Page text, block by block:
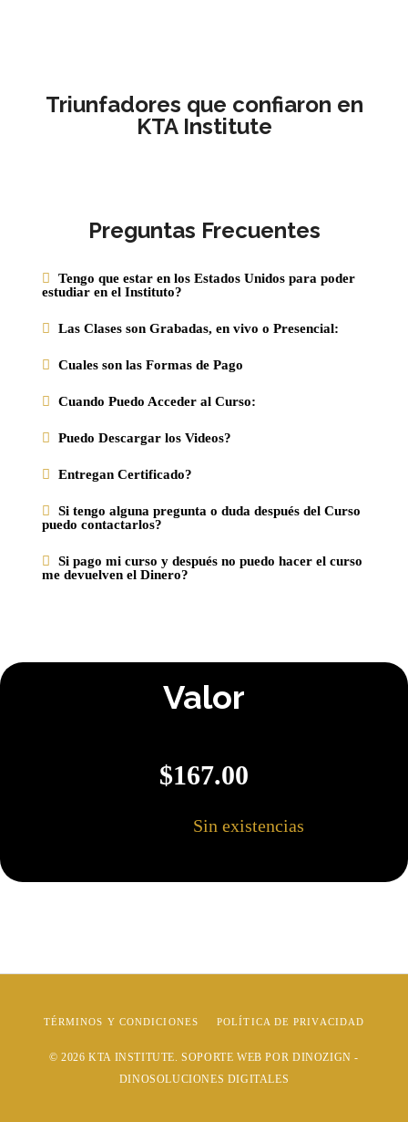
Triunfadores que confiaron en
KTA Institute
Preguntas Frecuentes
Tengo que estar en los Estados Unidos para poder
estudiar en el Instituto?
Las Clases son Grabadas, en vivo o Presencial:
Cuales son las Formas de Pago
Cuando Puedo Acceder al Curso:
Puedo Descargar los Videos?
Entregan Certificado?
Si tengo alguna pregunta o duda después del Curso
puedo contactarlos?
Si pago mi curso y después no puedo hacer el curso
me devuelven el Dinero?
Valor
$167.00
Sin existencias
TÉRMINOS Y CONDICIONES POLÍTICA DE PRIVACIDAD
© 2026KTA INSTITUTE . SOPORTE WEB POR DINOZIGN -
DINOSOLUCIONES DIGITALES